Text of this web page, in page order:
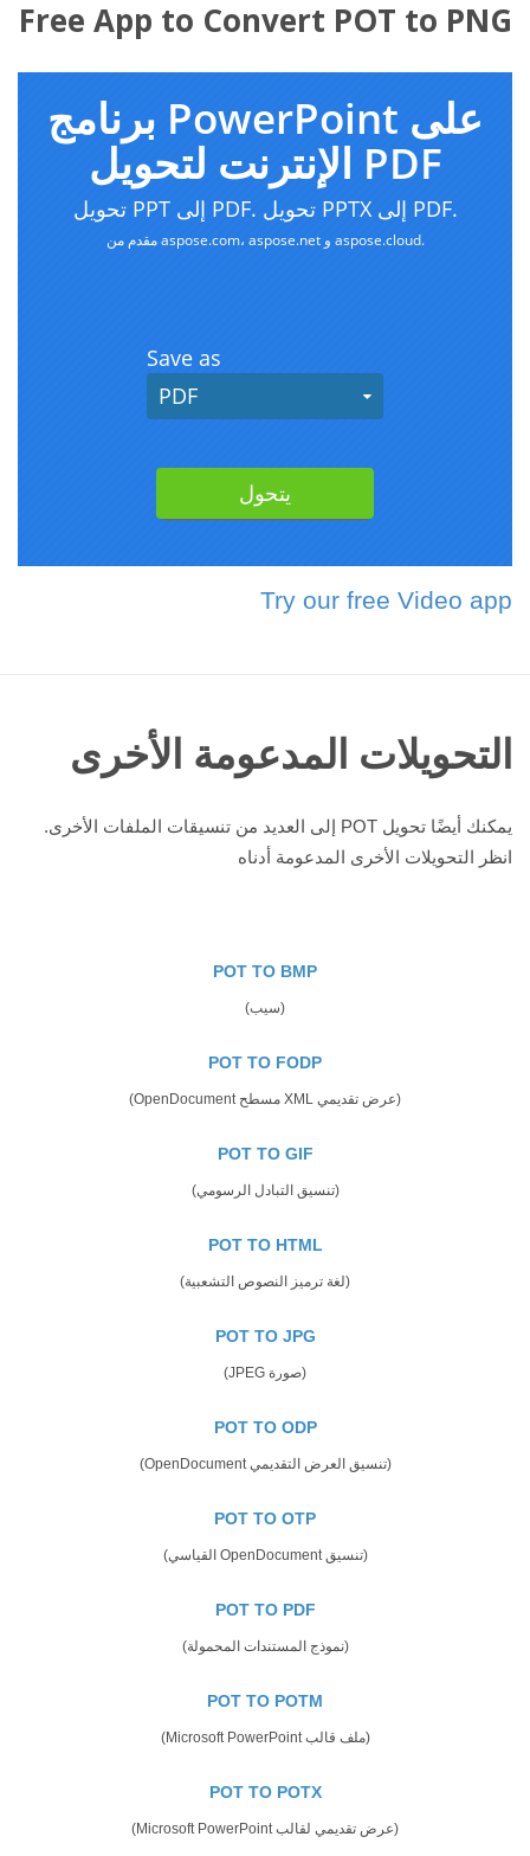
Free App to Convert POT to PNG
Try our free Video app
التحويلات المدعومة الأخرى
يمكنك أيضًا تحويل POT إلى العديد من تنسيقات الملفات الأخرى.
انظر التحويلات الأخرى المدعومة أدناه
POT TO BMP
(سيب)
POT TO FODP
(عرض تقديمي XML مسطح OpenDocument)
POT TO GIF
(تنسيق التبادل الرسومي)
POT TO HTML
(لغة ترميز النصوص التشعبية)
POT TO JPG
(صورة JPEG)
POT TO ODP
(تنسيق العرض التقديمي OpenDocument)
POT TO OTP
(تنسيق OpenDocument القياسي)
POT TO PDF
(نموذج المستندات المحمولة)
POT TO POTM
(ملف قالب Microsoft PowerPoint)
POT TO POTX
(عرض تقديمي لقالب Microsoft PowerPoint)